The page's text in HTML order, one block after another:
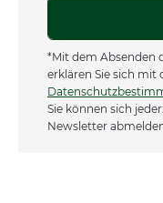
*Mit dem Absenden
erklären Sie sich mit
Sie können sich
Newsletter